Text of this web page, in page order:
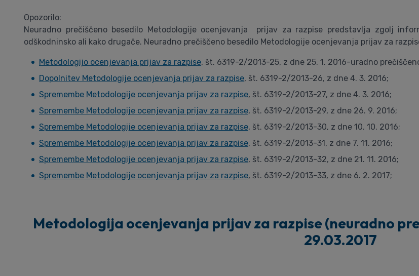
Opozorilo:
Neuradno prečiščeno besedilo Metodologije ocenjevanja prijav za razpise predstavlja zgolj
odškodninsko ali kako drugače. Neuradno prečiščeno besedilo Metodologije ocenjevanja prijav za
Metodologijo ocenjevanja prijav za razpise, št. 6319-2/2013-25, z dne 25. 1. 2016-uradno
Dopolnitev Metodologije ocenjevanja prijav za razpise, št. 6319-2/2013-26, z dne 4. 3. 2016;
Spremembe Metodologije ocenjevanja prijav za razpise, št. 6319-2/2013-27, z dne 4. 3. 2016;
Spremembe Metodologije ocenjevanja prijav za razpise, št. 6319-2/2013-29, z dne 26. 9. 2016;
Spremembe Metodologije ocenjevanja prijav za razpise, št. 6319-2/2013-30, z dne 10. 10. 2016;
Spremembe Metodologije ocenjevanja prijav za razpise, št. 6319-2/2013-31, z dne 7. 11. 2016;
Spremembe Metodologije ocenjevanja prijav za razpise, št. 6319-2/2013-32, z dne 21. 11. 2016;
Spremembe Metodologije ocenjevanja prijav za razpise, št. 6319-2/2013-33, z dne 6. 2. 2017;
Metodologija ocenjevanja prijav za razpise (neuradno
29.03.2017